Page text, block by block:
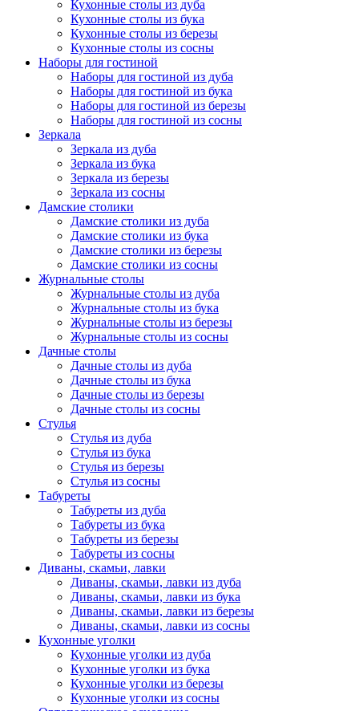
Кухонные столы из дуба
Кухонные столы из бука
Кухонные столы из березы
Кухонные столы из сосны
Наборы для гостиной
Наборы для гостиной из дуба
Наборы для гостиной из бука
Наборы для гостиной из березы
Наборы для гостиной из сосны
Зеркала
Зеркала из дуба
Зеркала из бука
Зеркала из березы
Зеркала из сосны
Дамские столики
Дамские столики из дуба
Дамские столики из бука
Дамские столики из березы
Дамские столики из сосны
Журнальные столы
Журнальные столы из дуба
Журнальные столы из бука
Журнальные столы из березы
Журнальные столы из сосны
Дачные столы
Дачные столы из дуба
Дачные столы из бука
Дачные столы из березы
Дачные столы из сосны
Стулья
Стулья из дуба
Стулья из бука
Стулья из березы
Стулья из сосны
Табуреты
Табуреты из дуба
Табуреты из бука
Табуреты из березы
Табуреты из сосны
Диваны, скамьи, лавки
Диваны, скамьи, лавки из дуба
Диваны, скамьи, лавки из бука
Диваны, скамьи, лавки из березы
Диваны, скамьи, лавки из сосны
Кухонные уголки
Кухонные уголки из дуба
Кухонные уголки из бука
Кухонные уголки из березы
Кухонные уголки из сосны